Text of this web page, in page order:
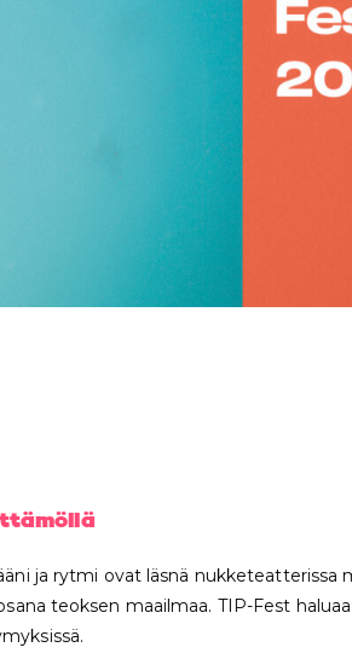
ja rytmi ovat läsnä nukketeatterissa
teoksen maailmaa. TIP-Fest